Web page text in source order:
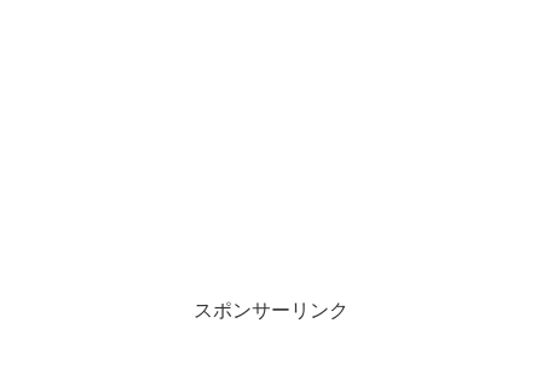
スポンサーリンク